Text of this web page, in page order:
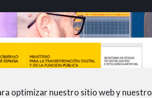
optimizar nuestro sitio web y nuestro